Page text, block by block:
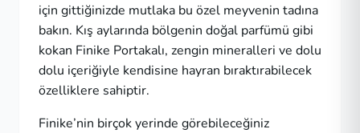
için gittiğinizde mutlaka bu özel meyvenin tadına
bakın. Kış aylarında bölgenin doğal parfümü gibi
kokan Finike Portakalı, zengin mineralleri ve dolu
dolu içeriğiyle kendisine hayran bıraktırabilecek
özelliklere sahiptir.
Finike’nin birçok yerinde görebileceğiniz